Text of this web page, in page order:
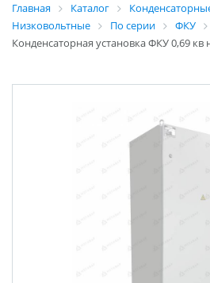
Главная Каталог
Низковольтные
По серии
ФКУ
Конденсаторная установка ФКУ 0,69 кв